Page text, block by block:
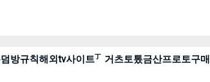
규칙해외tv사이트㆜거츠토톴금산프로토구매